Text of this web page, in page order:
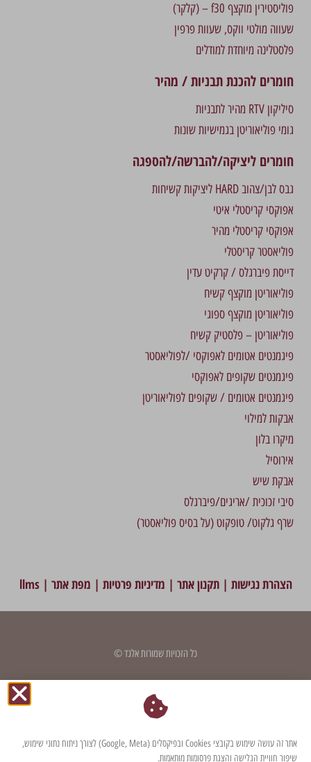
פוליסטירין מוקצף f30 – (קלקר)
שעווה מולטי ווקס, שעוות פרפין
פלסטלינה מיוחדת למודלים
חומרים להכנת תבניות / מהיר
סיליקון RTV מהיר לתבניות
גומי פוליאוריטן בגמישיות שונות
חומרים ליציקה/להברשה/להספגה
גבס לבן/צהוב HARD ליציקות קשיחות
אפוקסי קריסטלי איטי
אפוקסי קריסטלי מהיר
פוליאסטר קריסטלי
דייסת פיברגלס / קרקיט עדין
פוליאוריטן מוקצף קשיח
פוליאוריטן מוקצף ספוגי
פוליאוריטן – פלסטיק קשיח
פיגמנטים אטומים לאפוקסי /לפוליאסטר
פיגמנטים שקופים לאפוקסי
פיגמנטים אטומים / שקופים לפוליאוריטן
אבקות למילוי
מיקרו בלון
אירוסיל
אבקת שיש
סיבי זכוכית /אריגים/פיברגלס
שרף גלקוט/ טופקוט (על בסיס פוליאסטר)
הצהרת נגישות |תקנון אתר | מדיניות פרטיות | מפת אתר |
llms
כל הזכויות שמורות אלגד ©
אתר זה עושה שימוש בקובצי Cookies ובפיקסלים (Google, Meta) לצורך ניתוח נתוני שימוש,
שיפור חוויית הגלישה והצגת פרסומות מותאמות.